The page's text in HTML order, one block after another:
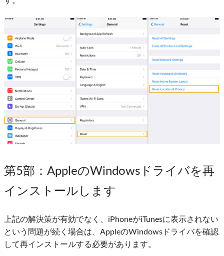
第5部 ：AppleのWindowsドライバを再
インストールします
上記の解決策が有効でなく、iPhoneがiTunesに表示されない
という問題が続く場合は、AppleのWindowsドライバを確認
して再インストールする必要があります。